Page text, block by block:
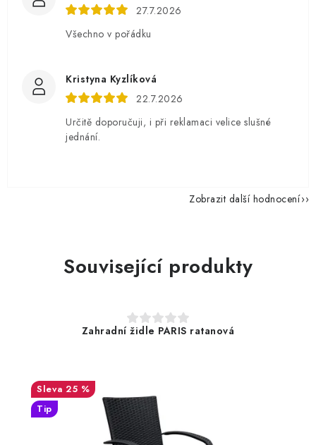
27.7.2026
Všechno v pořádku
Kristyna Kyzlíková
22.7.2026
Určitě doporučuji, i při reklamaci velice slušné
jednání.
Zobrazit další hodnocení
Související produkty
Zahradní židle PARIS ratanová
25 %
Tip